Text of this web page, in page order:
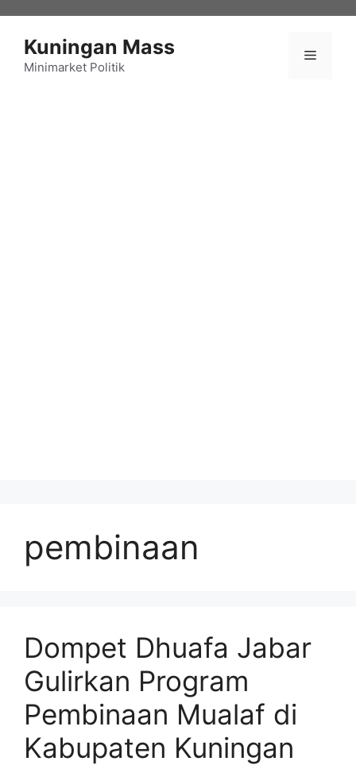
Kuningan Mass
Minimarket Politik
Menu
pembinaan
Dompet Dhuafa Jabar
Gulirkan Program
Pembinaan Mualaf di
Kabupaten Kuningan